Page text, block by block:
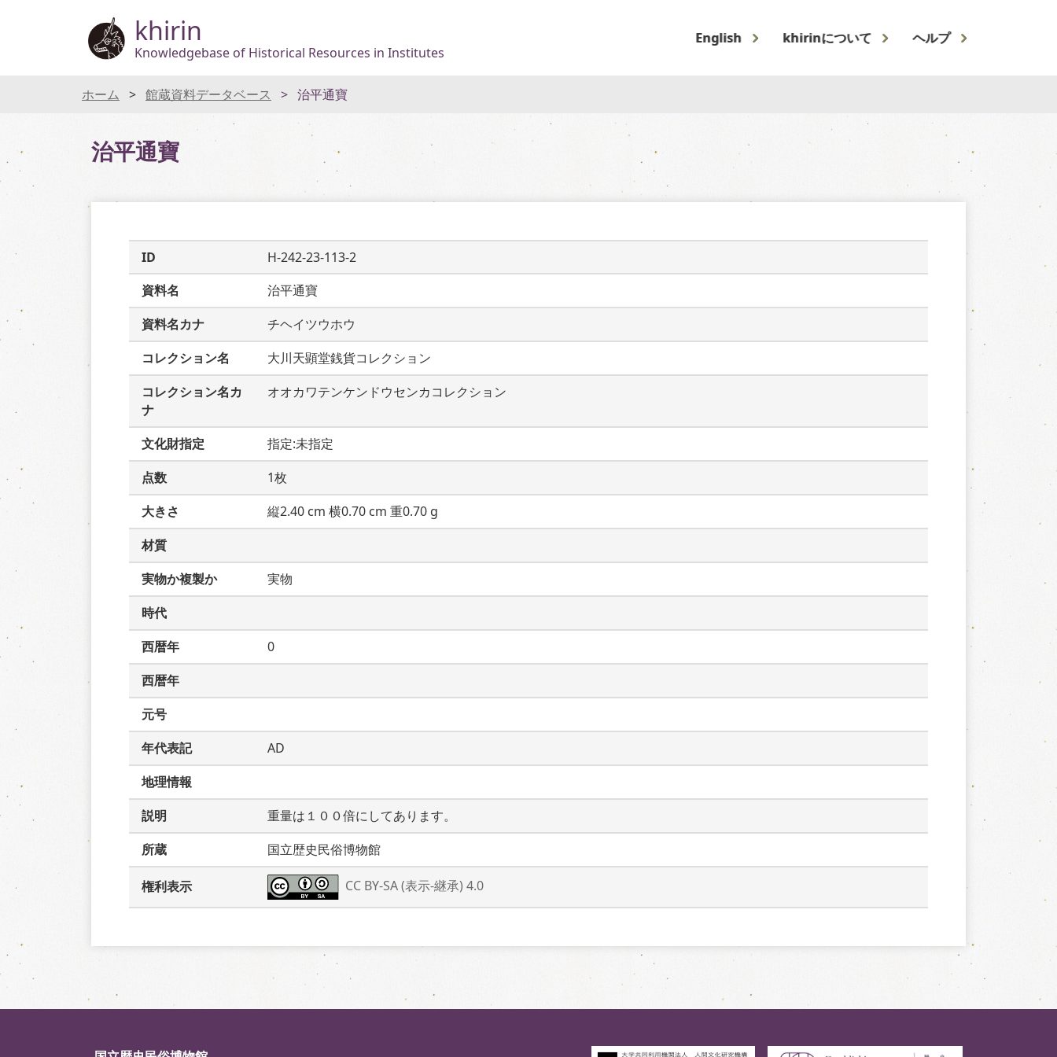
khirin
Knowledgebase of Historical Resources in Institutes
English khirinについて ヘルプ
ホーム 館蔵資料データベース 治平通寶
治平通寶
ID
H-242-23-113-2
資料名
治平通寶
資料名カナ
チヘイツウホウ
コレクション名
大川天顕堂銭貨コレクション
コレクション名カ
ナ
オオカワテンケンドウセンカコレクション
文化財指定
指定:未指定
点数
1枚
大きさ
縦2.40 cm 横0.70 cm 重0.70 g
材質
実物か複製か
実物
時代
西暦年
0
西暦年
元号
年代表記
AD
地理情報
説明
重量は１００倍にしてあります。
所蔵
国立歴史民俗博物館
権利表示 CC BY-SA (表示-継承) 4.0